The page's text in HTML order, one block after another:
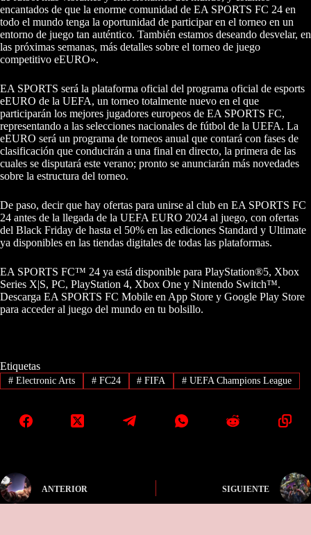
encantados de que la enorme comunidad de EA SPORTS FC 24 en
todo el mundo tenga la oportunidad de participar en el torneo en un
entorno de juego tan auténtico. También estamos deseando desvelar, en
las próximas semanas, más detalles sobre el torneo de juego
competitivo eEURO».
EA SPORTS será la plataforma oficial del programa oficial de esports
eEURO de la UEFA, un torneo totalmente nuevo en el que
participarán los mejores jugadores europeos de EA SPORTS FC,
representando a las selecciones nacionales de fútbol de la UEFA. La
eEURO será un programa de torneos anual que contará con fases de
clasificación que conducirán a una final en directo, la primera de las
cuales se disputará este verano; pronto se anunciarán más novedades
sobre la estructura del torneo.
De paso, decir que hay ofertas para unirse al club en EA SPORTS FC
24 antes de la llegada de la UEFA EURO 2024 al juego, con ofertas
del Black Friday de hasta el 50% en las ediciones Standard y Ultimate
ya disponibles en las tiendas digitales de todas las plataformas.
EA SPORTS FC™ 24 ya está disponible para PlayStation®5, Xbox
Series X|S, PC, PlayStation 4, Xbox One y Nintendo Switch™.
Descarga EA SPORTS FC Mobile en App Store y Google Play Store
para acceder al juego del mundo en tu bolsillo.
Etiquetas
#Electronic Arts #FC24 # FIFA # UEFA Champions League
ANTERIOR SIGUIENTE